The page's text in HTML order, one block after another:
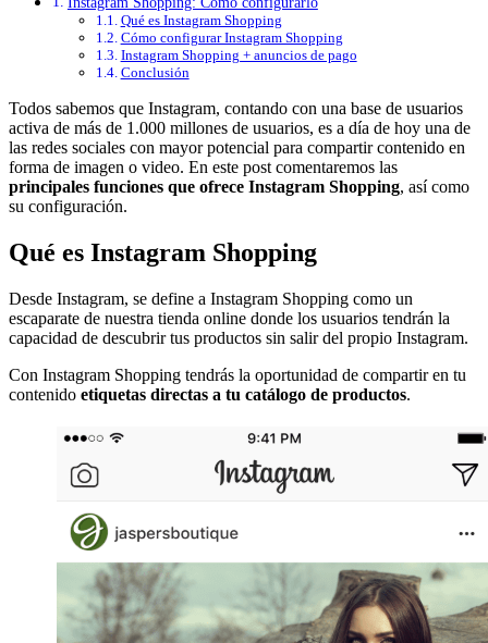
Qué es Instagram Shopping
Cómo configurar Instagram Shopping
Instagram Shopping + anuncios de pago
Conclusión
Todos sabemos que Instagram, contando con una base de usuarios
activa de más de 1.000 millones de usuarios, es a día de hoy una de
las redes sociales con mayor potencial para compartir contenido en
forma de imagen o video. En este post comentaremos las
principales funciones que ofrece Instagram Shopping, así como
su configuración.
Qué es Instagram Shopping
Desde Instagram, se define a Instagram Shopping como un
escaparate de nuestra tienda online donde los usuarios tendrán la
capacidad de descubrir tus productos sin salir del propio Instagram.
Con Instagram Shopping tendrás la oportunidad de compartir en tu
contenido etiquetas directas a tu catálogo de productos.